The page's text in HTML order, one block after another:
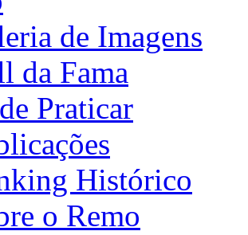
de Imagens
da Fama
Praticar
Histórico
o Remo